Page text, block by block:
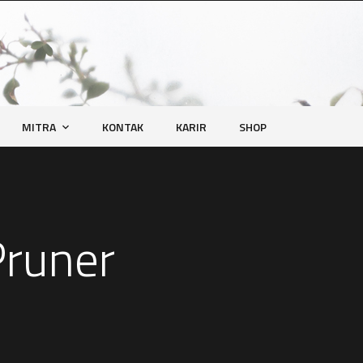
MITRA KONTAK KARIR SHOP